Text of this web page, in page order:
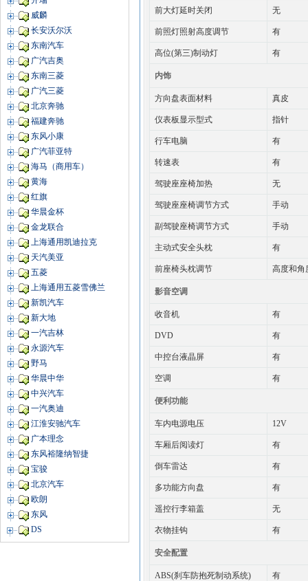
前大灯延时关闭 无
前照灯照射高度调节 有
高位(第三)制动灯 有
内饰
方向盘表面材料 真皮
仪表板显示型式 指针
行车电脑 有
转速表 有
驾驶座座椅加热 无
驾驶座座椅调节方式 手动
副驾驶座椅调节方式 手动
主动式安全头枕 有
前座椅头枕调节 高度和角
影音空调
收音机 有
DVD 有
中控台液晶屏 有
空调 有
便利功能
车内电源电压 12V
车厢后阅读灯 有
倒车雷达 有
多功能方向盘 有
遥控行李箱盖 无
衣物挂钩 有
安全配置
ABS(刹车防抱死制动系统) 有
威麟
长安沃尔沃
东南汽车
广汽吉奥
东南三菱
广汽三菱
北京奔驰
福建奔驰
东风小康
广汽菲亚特
海马（商用车）
黄海
红旗
华晨金杯
金龙联合
上海通用凯迪拉克
天汽美亚
五菱
上海通用五菱雪佛兰
新凯汽车
新大地
一汽吉林
永源汽车
野马
华晨中华
中兴汽车
一汽奥迪
江淮安驰汽车
广本理念
东风裕隆纳智捷
宝骏
北京汽车
欧朗
东风
DS